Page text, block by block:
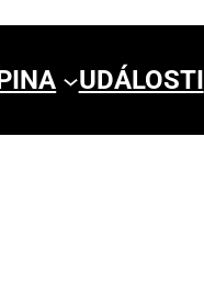
UDÁLOSTI